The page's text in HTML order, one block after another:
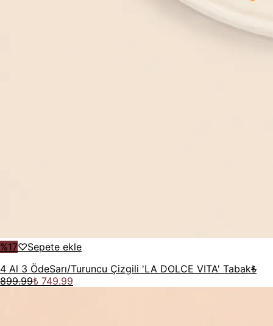
%17♡Sepete ekle
4 Al 3 ÖdeSarı/Turuncu Çizgili 'LA DOLCE VITA' Tabak₺
899.99₺ 749.99